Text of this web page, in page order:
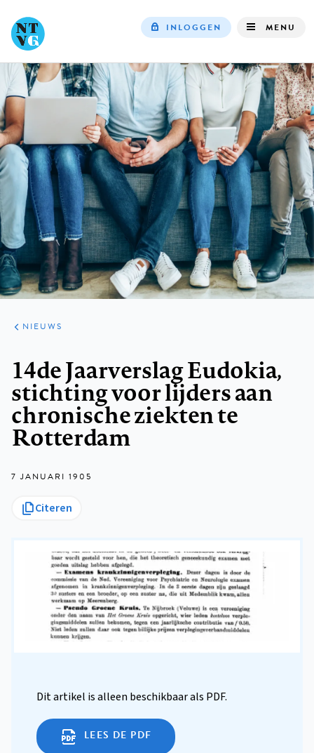
navigation
INLOGGEN MENU
ARTIKELEN
HET
KORT
NIEUWS
14de Jaarverslag Eudokia,
stichting voor lijders aan
chronische ziekten te
Rotterdam
7 JANUARI 1905
Citeren
Dit artikel is alleen beschikbaar als PDF.
LEES DE PDF